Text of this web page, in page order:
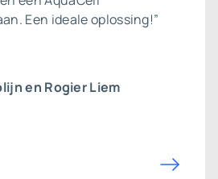
Een ideale oplossing!”
en Rogier Liem